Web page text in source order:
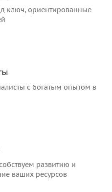
ключ, ориентированные
с богатым опытом в
развитию и
ваших ресурсов